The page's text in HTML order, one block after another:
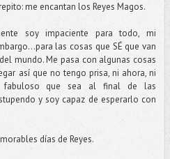
me encantan los Reyes Magos.
soy impaciente para todo, mi
las cosas que SÉ que van
mundo. Me pasa con algunas cosas
así que no tengo prisa, ni ahora, ni
fabuloso que sea al final de las
y soy capaz de esperarlo con
días de Reyes.